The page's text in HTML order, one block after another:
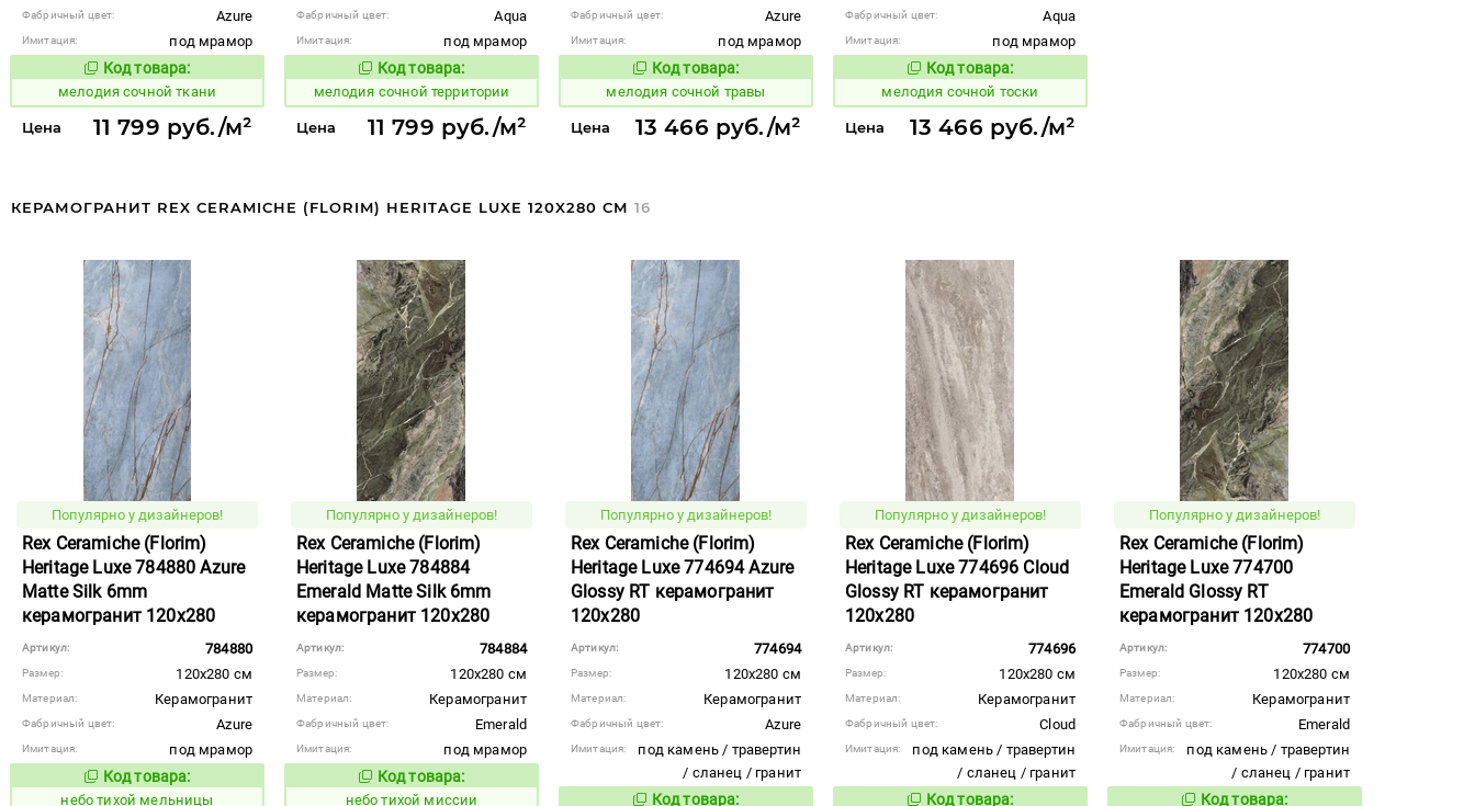
Фабричный цвет: Azure
Имитация:
под мрамор
Код товара:
965105 Код товара:
мелодия сочной ткани
Цена 11 799 руб./м²
Фабричный цвет: Aqua
Имитация:
под мрамор
Код товара:
965104 Код товара:
мелодия сочной территории
Цена 11 799 руб./м²
Фабричный цвет: Azure
Имитация:
под мрамор
Код товара:
965107 Код товара:
мелодия сочной травы
Цена 13 466 руб./м²
Фабричный цвет: Aqua
Имитация:
под мрамор
Код товара:
965106 Код товара:
мелодия сочной тоски
Цена 13 466 руб./м²
КЕРАМОГРАНИТ REX CERAMICHE (FLORIM) HERITAGE LUXE 120X280 СМ 16
Популярно у дизайнеров!
Rex Ceramiche (Florim)
Heritage Luxe 784880 Azure
Matte Silk 6mm
керамогранит 120x280
Артикул: 784880
Размер: 120x280 см
Материал: Керамогранит
Фабричный цвет: Azure
Имитация:
под мрамор
Код товара:
1122049Код товара:
небо тихой мельницы
Популярно у дизайнеров!
Rex Ceramiche (Florim)
Heritage Luxe 784884
Emerald Matte Silk 6mm
керамогранит 120x280
Артикул: 784884
Размер: 120x280 см
Материал: Керамогранит
Фабричный цвет: Emerald
Имитация:
под мрамор
Код товара:
1122052 Код товара:
небо тихой миссии
Популярно у дизайнеров!
Rex Ceramiche (Florim)
Heritage Luxe 774694 Azure
Glossy RT керамогранит
120x280
Артикул: 774694
Размер: 120x280 см
Материал: Керамогранит
Фабричный цвет: Azure
Имитация:
под камень / травертин
/ сланец / гранит
Код товара:
Популярно у дизайнеров!
Rex Ceramiche (Florim)
Heritage Luxe 774696 Cloud
Glossy RT керамогранит
120x280
Артикул: 774696
Размер: 120x280 см
Материал: Керамогранит
Фабричный цвет: Cloud
Имитация:
под камень / травертин
/ сланец / гранит
Код товара:
Популярно у дизайнеров!
Rex Ceramiche (Florim)
Heritage Luxe 774700
Emerald Glossy RT
керамогранит 120x280
Артикул: 774700
Размер: 120x280 см
Материал: Керамогранит
Фабричный цвет: Emerald
Имитация:
под камень / травертин
/ сланец / гранит
Код товара: